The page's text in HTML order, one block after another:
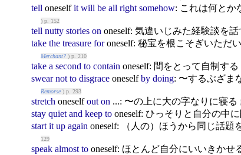
tell oneself it will be all right somehow: これは何とか
) p. 152
tell nutty stories on oneself: 気違いじみた経験談を話
take the treasure for oneself: 秘宝を根こそぎいただ
Merchant?) p. 210
take a second to contain oneself: 間をとって自制する
swear not to disgrace oneself by doing: 〜するぶざま
Remorse) p. 293
stretch oneself out on...: 〜の上に大の字なりに寝る
stay quiet and keep to oneself: ひっそりと自分の中
start it up again oneself: （人の）ほうから同じ話題
129
speak almost to oneself: ほとんど自分にいいきかせ